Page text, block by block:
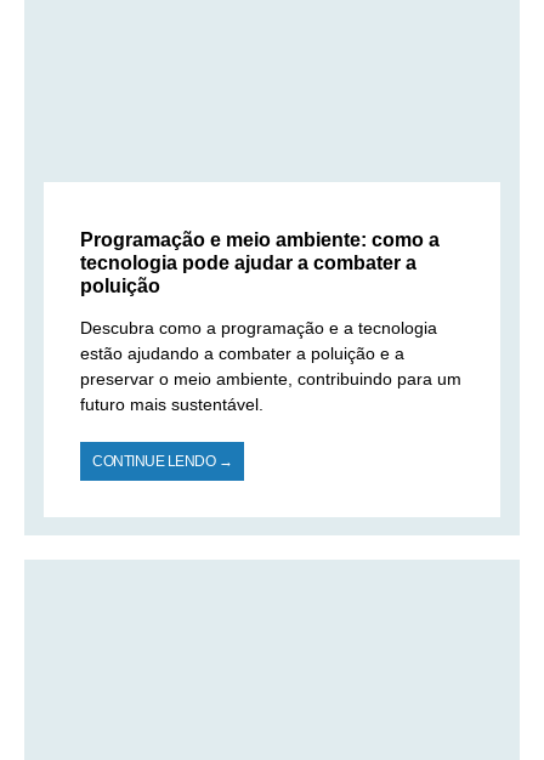
Programação e meio ambiente: como a
tecnologia pode ajudar a combater a
poluição
Descubra como a programação e a tecnologia
estão ajudando a combater a poluição e a
preservar o meio ambiente, contribuindo para um
futuro mais sustentável.
CONTINUE LENDO →